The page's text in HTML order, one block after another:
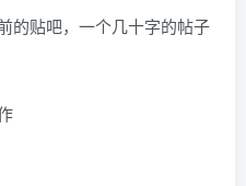
的贴吧，一个几十字的帖子